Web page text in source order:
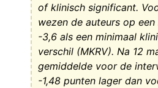
of klinisch significant.
wezen de auteurs op
-3,6 als een minimaal
verschil (MKRV). Na 12
gemiddelde voor de
-1,48 punten lager dan